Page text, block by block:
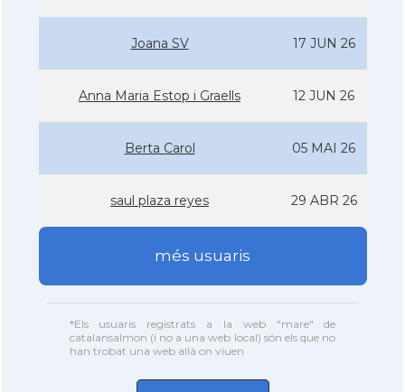
Joana SV 17 JUN 26
Anna Maria Estop i Graells 12 JUN 26
Berta Carol 05 MAI 26
saul plaza reyes 29 ABR 26
més usuaris
*Els usuaris registrats a la web "mare" de
catalansalmon (i no a una web local) són els que no
han trobat una web allà on viuen